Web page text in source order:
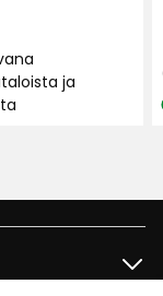
€
ja